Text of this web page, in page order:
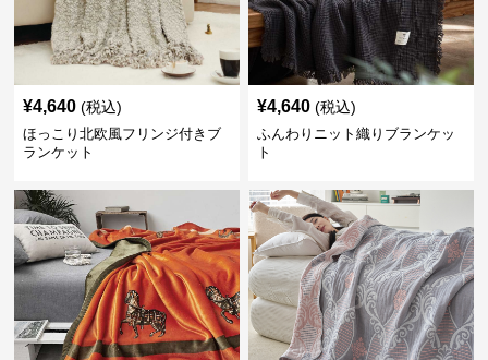
¥4,640 (税込)
ほっこり北欧風フリンジ付きブ
ランケット
¥4,640 (税込)
ふんわりニット織りブランケッ
ト